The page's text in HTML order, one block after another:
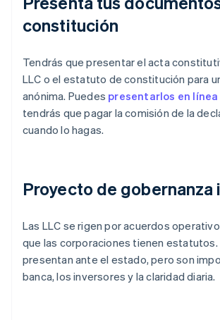
constitución
Tendrás que presentar el acta
LLC o el estatuto de constitución para
anónima. Puedes presentarlos en línea
tendrás que pagar la comisión de la
cuando lo hagas.
Proyecto de gobernanza
Las LLC se rigen por acuerdos
que las corporaciones tienen estatutos.
presentan ante el estado, pero son
banca, los inversores y la claridad diaria.